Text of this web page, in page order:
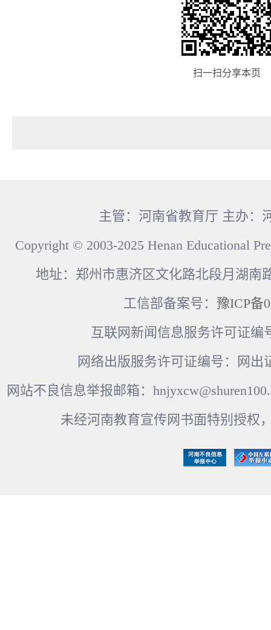
扫一扫分享本页
主管：河南省教育厅 主办：
Copyright © 2003-2025 Henan Educational
地址：郑州市惠济区文化路北段月湖南
工信部备案号： 豫ICP备
互联网新闻信息服务许可证编
网络出版服务许可证编号：网出
网站不良信息举报邮箱：
未经河南教育宣传网书面特别授权